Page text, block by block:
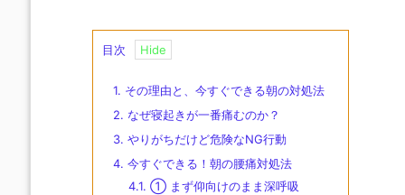
目次
1. その理由と、今すぐできる朝の対処法
2. なぜ寝起きが一番痛むのか？
3. やりがちだけど危険なNG行動
4. 今すぐできる！朝の腰痛対処法
4.1. ① まず仰向けのまま深呼吸